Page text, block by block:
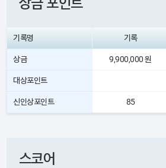
기록명 기록
상금 9,900,000 원
대상포인트
신인상포인트 85
스코어